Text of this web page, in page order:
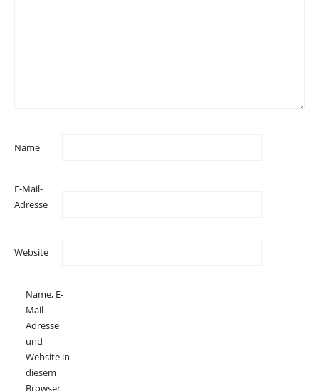
Name
E-Mail-
Adresse
Website
Name, E-
Mail-
Adresse
und
Website in
diesem
Browser